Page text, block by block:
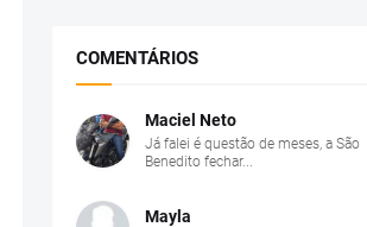
COMENTÁRIOS
Maciel Neto
Já falei é questão de meses, a São
Benedito fechar...
Mayla